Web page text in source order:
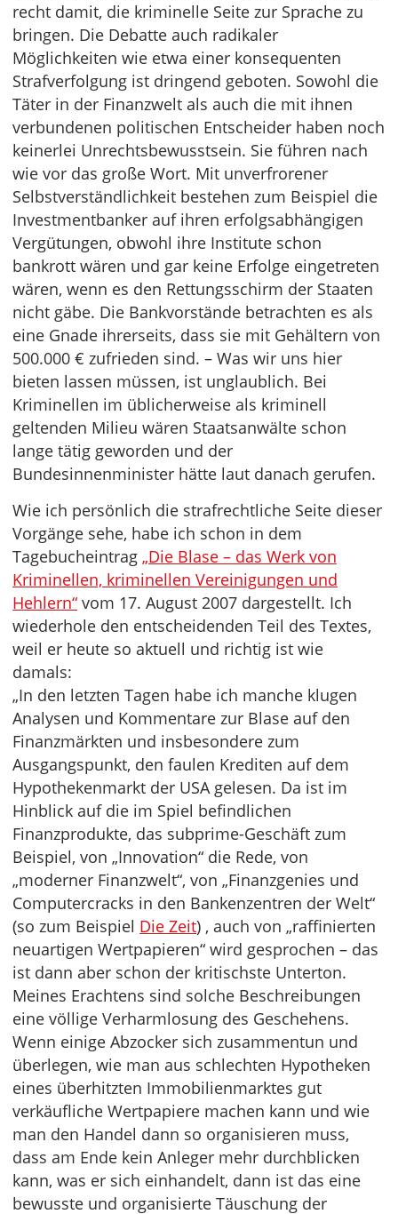
recht damit, die kriminelle Seite zur Sprache zu
bringen. Die Debatte auch radikaler
Möglichkeiten wie etwa einer konsequenten
Strafverfolgung ist dringend geboten. Sowohl die
Täter in der Finanzwelt als auch die mit ihnen
verbundenen politischen Entscheider haben noch
keinerlei Unrechtsbewusstsein. Sie führen nach
wie vor das große Wort. Mit unverfrorener
Selbstverständlichkeit bestehen zum Beispiel die
Investmentbanker auf ihren erfolgsabhängigen
Vergütungen, obwohl ihre Institute schon
bankrott wären und gar keine Erfolge eingetreten
wären, wenn es den Rettungsschirm der Staaten
nicht gäbe. Die Bankvorstände betrachten es als
eine Gnade ihrerseits, dass sie mit Gehältern von
500.000 € zufrieden sind. – Was wir uns hier
bieten lassen müssen, ist unglaublich. Bei
Kriminellen im üblicherweise als kriminell
geltenden Milieu wären Staatsanwälte schon
lange tätig geworden und der
Bundesinnenminister hätte laut danach gerufen.
Wie ich persönlich die strafrechtliche Seite dieser
Vorgänge sehe, habe ich schon in dem
Tagebucheintrag „Die Blase – das Werk von
Kriminellen, kriminellen Vereinigungen und
Hehlern“ vom 17. August 2007 dargestellt. Ich
wiederhole den entscheidenden Teil des Textes,
weil er heute so aktuell und richtig ist wie
damals:
„In den letzten Tagen habe ich manche klugen
Analysen und Kommentare zur Blase auf den
Finanzmärkten und insbesondere zum
Ausgangspunkt, den faulen Krediten auf dem
Hypothekenmarkt der USA gelesen. Da ist im
Hinblick auf die im Spiel befindlichen
Finanzprodukte, das subprime-Geschäft zum
Beispiel, von „Innovation“ die Rede, von
„moderner Finanzwelt“, von „Finanzgenies und
Computercracks in den Bankenzentren der Welt“
(so zum Beispiel Die Zeit) , auch von „raffinierten
neuartigen Wertpapieren“ wird gesprochen – das
ist dann aber schon der kritischste Unterton.
Meines Erachtens sind solche Beschreibungen
eine völlige Verharmlosung des Geschehens.
Wenn einige Abzocker sich zusammentun und
überlegen, wie man aus schlechten Hypotheken
eines überhitzten Immobilienmarktes gut
verkäufliche Wertpapiere machen kann und wie
man den Handel dann so organisieren muss,
dass am Ende kein Anleger mehr durchblicken
kann, was er sich einhandelt, dann ist das eine
bewusste und organisierte Täuschung der